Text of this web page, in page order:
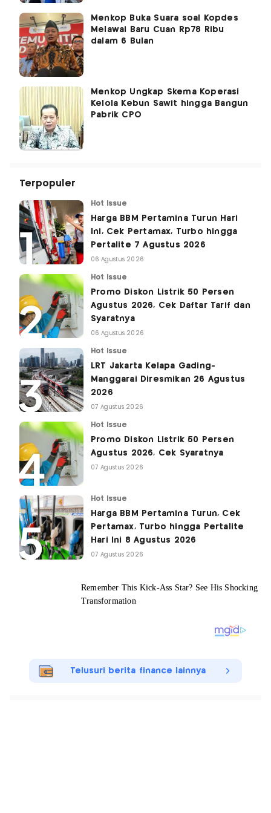
Menkop Buka Suara soal Kopdes
Melawai Baru Cuan Rp78 Ribu
dalam 6 Bulan
Menkop Ungkap Skema Koperasi
Kelola Kebun Sawit hingga Bangun
Pabrik CPO
Terpopuler
Hot Issue
Harga BBM Pertamina Turun Hari
Ini, Cek Pertamax, Turbo hingga
Pertalite 7 Agustus 2026
06 Agustus 2026
Hot Issue
Promo Diskon Listrik 50 Persen
Agustus 2026, Cek Daftar Tarif dan
Syaratnya
06 Agustus 2026
Hot Issue
LRT Jakarta Kelapa Gading-
Manggarai Diresmikan 26 Agustus
2026
07 Agustus 2026
Hot Issue
Promo Diskon Listrik 50 Persen
Agustus 2026, Cek Syaratnya
07 Agustus 2026
Hot Issue
Harga BBM Pertamina Turun, Cek
Pertamax, Turbo hingga Pertalite
Hari Ini 8 Agustus 2026
07 Agustus 2026
Telusuri berita finance lainnya